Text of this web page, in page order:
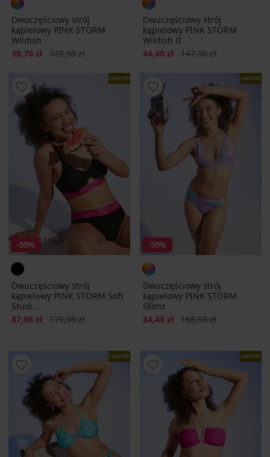
Dwuczęściowy strój
kąpielowy PINK STORM
Wildish
Zniżka
38,70 zł Pierwotna cena
128,98 zł
Dwuczęściowy strój
kąpielowy PINK STORM
Wildish II
Zniżka
44,40 zł Pierwotna cena
147,98 zł
LIMITED
-50%
Dwuczęściowy strój
kąpielowy PINK STORM Soft
Studi...
Zniżka
87,98 zł Pierwotna cena
175,98 zł
LIMITED
-50%
Dwuczęściowy strój
kąpielowy PINK STORM
Glimz
Zniżka
84,49 zł Pierwotna cena
168,98 zł
LIMITED LIMITED